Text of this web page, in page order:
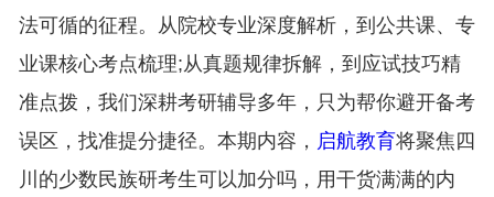
法可循的征程。从院校专业深度解析，到公共课、专
业课核心考点梳理;从真题规律拆解，到应试技巧精
准点拨，我们深耕考研辅导多年，只为帮你避开备考
误区，找准提分捷径。本期内容， 启航教育将聚焦四
川的少数民族研考生可以加分吗，用干货满满的内